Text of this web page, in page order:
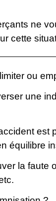
ne
cette
ou
une
équilibre
la faute